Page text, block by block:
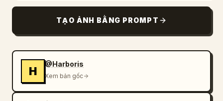
TẠO ẢNH BẰNG PROMPT
H
@Harboris
Xem bản gốc